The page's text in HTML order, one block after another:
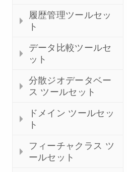
履歴管理ツールセッ
ト
データ比較ツールセ
ット
分散ジオデータベー
ス ツールセット
ドメイン ツールセッ
ト
フィーチャクラス ツ
ールセット